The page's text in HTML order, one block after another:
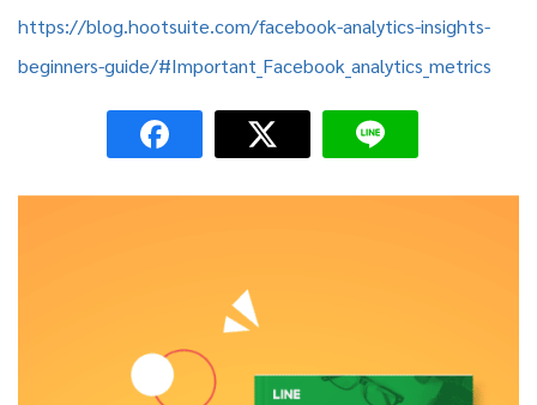
https://blog.hootsuite.com/facebook-analytics-insights-
beginners-guide/#Important_Facebook_analytics_metrics